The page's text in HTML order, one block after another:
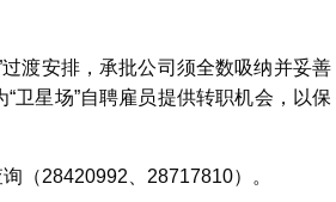
渡安排，承批公司须全数吸纳并妥善
卫星场”自聘雇员提供转职机会，以保
（28420992、28717810）。